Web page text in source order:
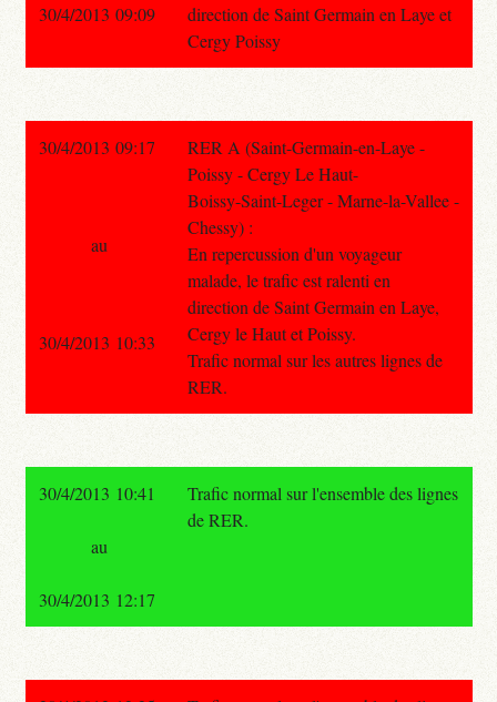
direction de Saint Germain en Laye et
Cergy Poissy
30/4/2013 09:09
30/4/2013 09:17
RER A (Saint-Germain-en-Laye -
Poissy - Cergy Le Haut-
Boissy-Saint-Leger - Marne-la-Vallee -
Chessy) :
En repercussion d'un voyageur
malade, le trafic est ralenti en
direction de Saint Germain en Laye,
Cergy le Haut et Poissy.
Trafic normal sur les autres lignes de
RER.
au
30/4/2013 10:33
30/4/2013 10:41
Trafic normal sur l'ensemble des lignes
de RER.
au
30/4/2013 12:17